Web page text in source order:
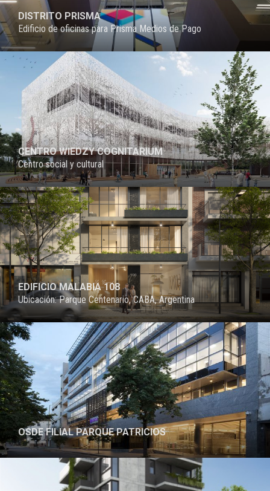
DISTRITO PRISMA
Edificio de oficinas para Prisma Medios de Pago
CENTRO WIEDZY COGNITARIUM
Centro social y cultural
EDIFICIO MALABIA 108
Ubicación: Parque Centenario, CABA, Argentina
OSDE FILIAL PARQUE PATRICIOS